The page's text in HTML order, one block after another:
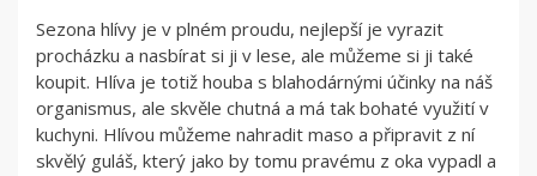
Sezona hlívy je v plném proudu, nejlepší je vyrazit
procházku a nasbírat si ji v lese, ale můžeme si ji také
koupit. Hlíva je totiž houba s blahodárnými účinky na náš
organismus, ale skvěle chutná a má tak bohaté využití v
kuchyni. Hlívou můžeme nahradit maso a připravit z ní
skvělý guláš, který jako by tomu pravému z oka vypadl a